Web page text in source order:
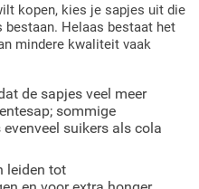
kopen, kies je sapjes uit die
Helaas bestaat het
mindere kwaliteit vaak
de sapjes veel meer
sommige
suikers als cola
leiden tot